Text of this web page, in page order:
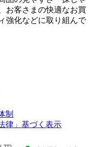
お客さまの快適なお買
強化などに取り組んで
制
律」基づく表示